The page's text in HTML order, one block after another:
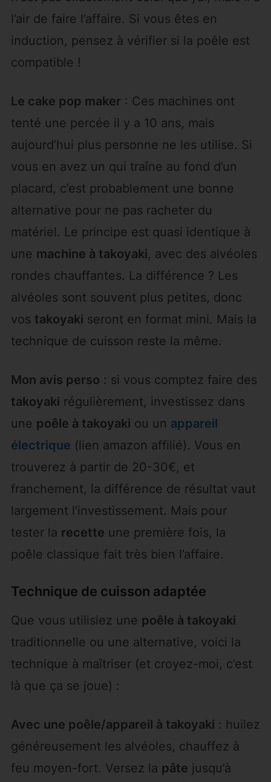
l’air de faire l’affaire. Si vous êtes en
induction, pensez à vérifier si la poêle est
compatible !
Le cake pop maker : Ces machines ont
tenté une percée il y a 10 ans, mais
aujourd’hui plus personne ne les utilise. Si
vous en avez un qui traîne au fond d’un
placard, c’est probablement une bonne
alternative pour ne pas racheter du
matériel. Le principe est quasi identique à
une machine à takoyaki, avec des alvéoles
rondes chauffantes. La différence ? Les
alvéoles sont souvent plus petites, donc
vos takoyaki seront en format mini. Mais la
technique de cuisson reste la même.
Mon avis perso : si vous comptez faire des
takoyaki régulièrement, investissez dans
une poêle à takoyaki ou un appareil
électrique (lien amazon affilié). Vous en
trouverez à partir de 20-30€, et
franchement, la différence de résultat vaut
largement l’investissement. Mais pour
tester la recette une première fois, la
poêle classique fait très bien l’affaire.
Technique de cuisson adaptée
Que vous utilisiez une poêle à takoyaki
traditionnelle ou une alternative, voici la
technique à maîtriser (et croyez-moi, c’est
là que ça se joue) :
Avec une poêle/appareil à takoyaki : huilez
généreusement les alvéoles, chauffez à
feu moyen-fort. Versez la pâte jusqu’à